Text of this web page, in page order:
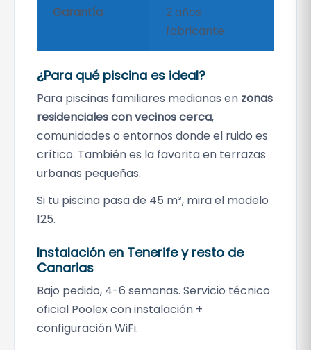
Garantía
2 años
fabricante
¿Para qué piscina es ideal?
Para piscinas familiares medianas en zonas
residenciales con vecinos cerca,
comunidades o entornos donde el ruido es
crítico. También es la favorita en terrazas
urbanas pequeñas.
Si tu piscina pasa de 45 m³, mira el modelo
125.
Instalación en Tenerife y resto de
Canarias
Bajo pedido, 4-6 semanas. Servicio técnico
oficial Poolex con instalación +
configuración WiFi.